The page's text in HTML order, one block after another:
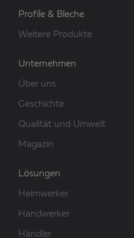
Profile & Bleche
Weitere Produkte
Unternehmen
Über uns
Geschichte
Qualität und Umwelt
Magazin
Lösungen
Heimwerker
Handwerker
Händler